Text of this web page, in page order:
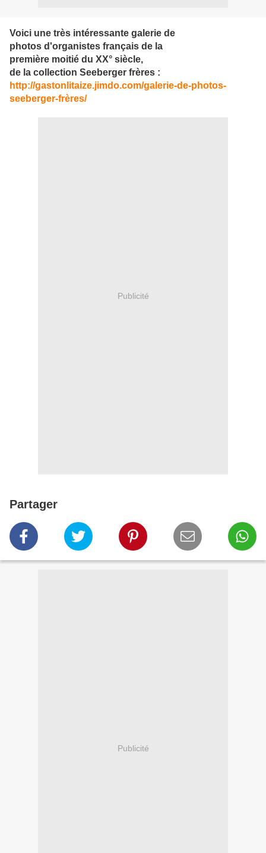
Voici une très intéressante galerie de
photos d'organistes français de la
première moitié du XX° siècle,
de la collection Seeberger frères :
http://gastonlitaize.jimdo.com/galerie-de-photos-
seeberger-frères/
Publicité
Partager
Publicité